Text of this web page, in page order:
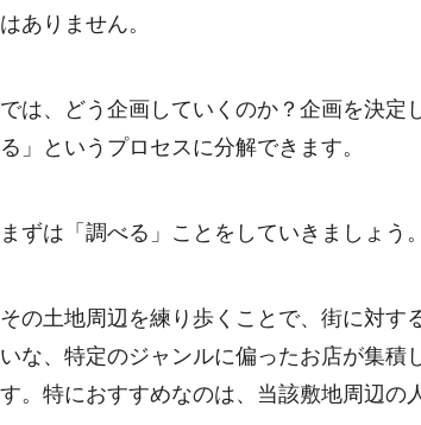
はありません。
では、どう企画していくのか？企画を決
る」というプロセスに分解できます。
まずは「調べる」ことをしていきましょう。
その土地周辺を練り歩くことで、街に対
いな、特定のジャンルに偏ったお店が集
す。特におすすめなのは、当該敷地周辺の